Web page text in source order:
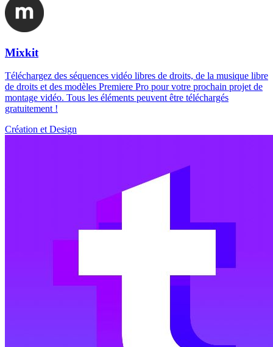
Mixkit
Téléchargez des séquences vidéo libres de droits, de la musique libre
de droits et des modèles Premiere Pro pour votre prochain projet de
montage vidéo. Tous les éléments peuvent être téléchargés
gratuitement !
Création et Design